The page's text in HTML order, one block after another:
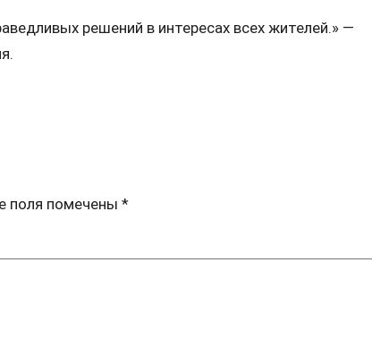
решений в интересах всех жителей.» —
поля помечены*